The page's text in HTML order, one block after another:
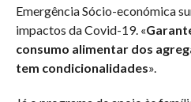
Emergência Sócio-económica
impactos da Covid-19. «
consumo alimentar dos
tem condicionalidades».